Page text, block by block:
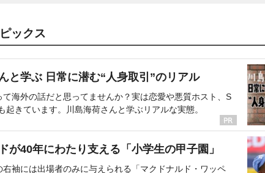
ックス
と学ぶ 日常に潜む“人身取引”のリアル
て海外の話だと思ってませんか？実は恋愛や悪質ホスト、S
起きています。川島海荷さんと学ぶリアルな実態。
が40年にわたり支える「小学生の甲子園」
右袖には出場者のみに与えられる「マクドナルド・ワッペ